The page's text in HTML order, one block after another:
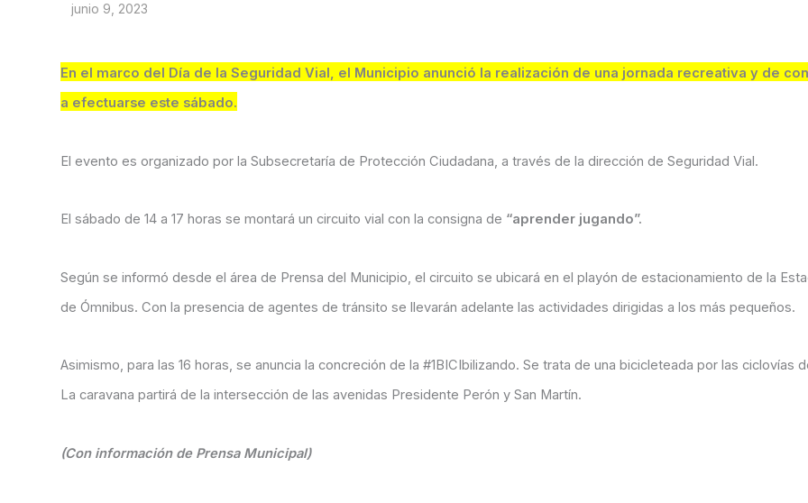
junio 9, 2023
En el marco del Día de la Seguridad Vial, el Municipio anunció la realización de una jornada recreativa y de
a efectuarse este sábado.
El evento es organizado por la Subsecretaría de Protección Ciudadana, a través de la dirección de Seguridad Vial.
El sábado de 14 a 17 horas se montará un circuito vial con la consigna de “aprender jugando”.
Según se informó desde el área de Prensa del Municipio, el circuito se ubicará en el playón de estacionamiento de la
de Ómnibus. Con la presencia de agentes de tránsito se llevarán adelante las actividades dirigidas a los más pequeños.
Asimismo, para las 16 horas, se anuncia la concreción de la #1BICIbilizando. Se trata de una bicicleteada por las ciclovías
La caravana partirá de la intersección de las avenidas Presidente Perón y San Martín.
(Con información de Prensa Municipal)